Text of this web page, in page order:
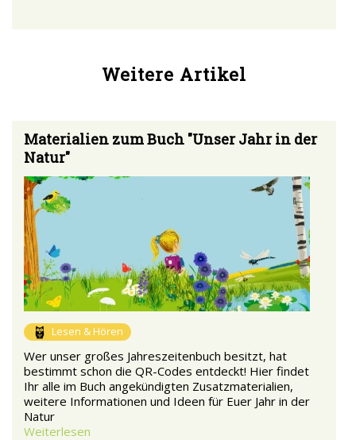
Weitere Artikel
Materialien zum Buch "Unser Jahr in der
Natur"
Lesen & Hören
Wer unser großes Jahreszeitenbuch besitzt, hat
bestimmt schon die QR-Codes entdeckt! Hier findet
Ihr alle im Buch angekündigten Zusatzmaterialien,
weitere Informationen und Ideen für Euer Jahr in der
Natur
Weiterlesen